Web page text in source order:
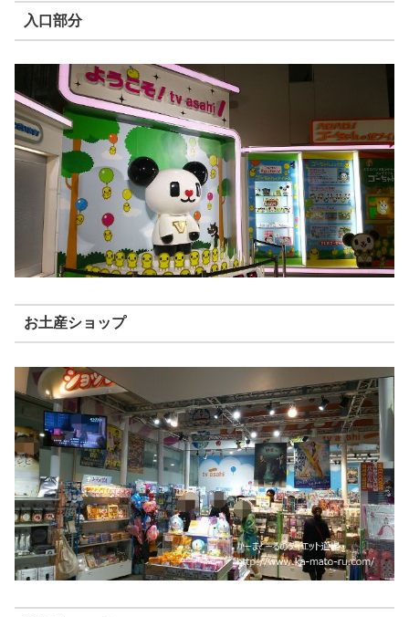
入口部分
お土産ショップ